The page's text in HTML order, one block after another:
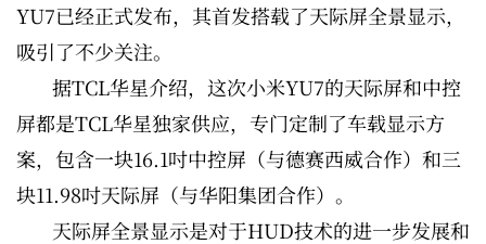
YU7已经正式发布，其首发搭载了天际屏全景显示，
吸引了不少关注。
据TCL华星介绍，这次小米YU7的天际屏和中控
屏都是TCL华星独家供应，专门定制了车载显示方
案，包含一块16.1吋中控屏（与德赛西威合作）和三
块11.98吋天际屏（与华阳集团合作）。
天际屏全景显示是对于HUD技术的进一步发展和